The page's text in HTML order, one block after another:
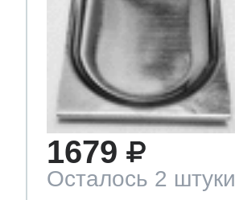
1679
Осталось 2 штуки